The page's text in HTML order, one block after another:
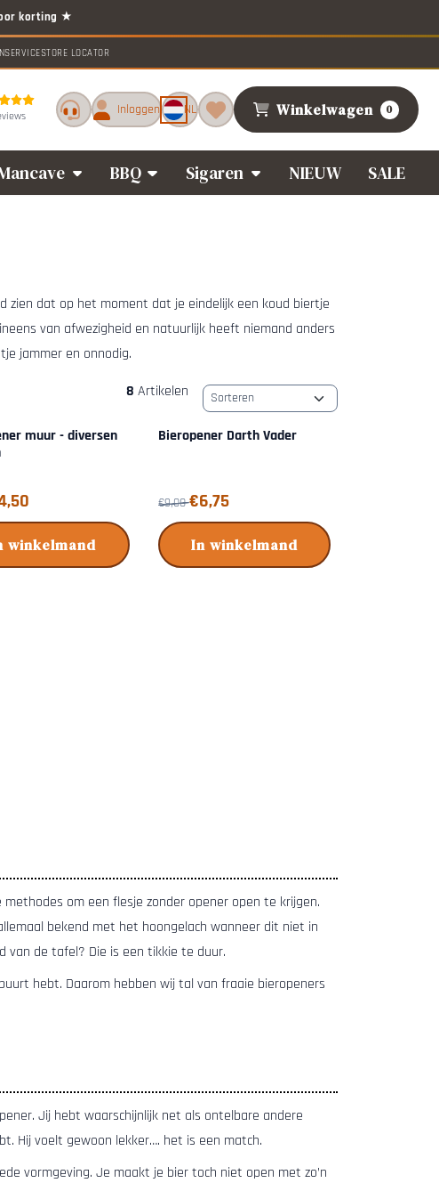
STORE LOCATOR
Inloggen NL Winkelwagen 0
BBQ Sigaren NIEUW SALE
dat op het moment dat je eindelijk een koud biertje
van afwezigheid en natuurlijk heeft niemand anders
jammer en onnodig.
8 Artikelen Sorteermethode
muur - diversen
voor 4,50
winkelmand
Bieropener Darth Vader
Van 9,00 voor 6,75
€9,00€6,75
In winkelmand
om een flesje zonder opener open te krijgen.
bekend met het hoongelach wanneer dit niet in
van de tafel? Die is een tikkie te duur.
hebt. Daarom hebben wij tal van fraaie bieropeners
Jij hebt waarschijnlijk net als ontelbare andere
Hij voelt gewoon lekker…. het is een match.
vormgeving. Je maakt je bier toch niet open met zo’n